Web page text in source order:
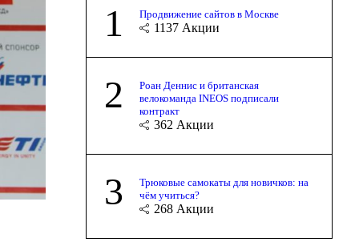
1 Продвижение сайтов в Москве
1137 Акции
2
Роан Деннис и британская
велокоманда INEOS подписали
контракт
362 Акции
3
Трюковые самокаты для новичков: на
чём учиться?
268 Акции